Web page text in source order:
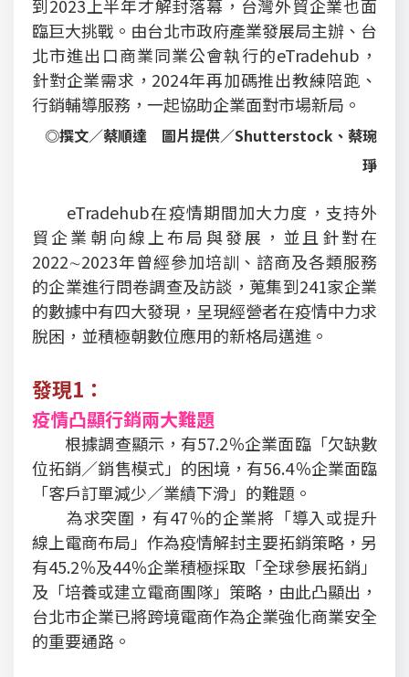
到2023上半年才解封落幕，台灣外貿企業也面
臨巨大挑戰。由台北市政府產業發展局主辦、台
北市進出口商業同業公會執行的eTradehub，
針對企業需求，2024年再加碼推出教練陪跑、
行銷輔導服務，一起協助企業面對市場新局。
◎撰文／蔡順達 圖片提供／Shutterstock、蔡琬
琤
eTradehub在疫情期間加大力度，支持外
貿企業朝向線上布局與發展，並且針對在
2022∼2023年曾經參加培訓、諮商及各類服務
的企業進行問卷調查及訪談，蒐集到241家企業
的數據中有四大發現，呈現經營者在疫情中力求
脫困，並積極朝數位應用的新格局邁進。
發現1：
疫情凸顯行銷兩大難題
根據調查顯示，有57.2％企業面臨「欠缺數
位拓銷／銷售模式」的困境，有56.4％企業面臨
「客戶訂單減少／業績下滑」的難題。
為求突圍，有47％的企業將「導入或提升
線上電商布局」作為疫情解封主要拓銷策略，另
有45.2％及44％企業積極採取「全球參展拓銷」
及「培養或建立電商團隊」策略，由此凸顯出，
台北市企業已將跨境電商作為企業強化商業安全
的重要通路。